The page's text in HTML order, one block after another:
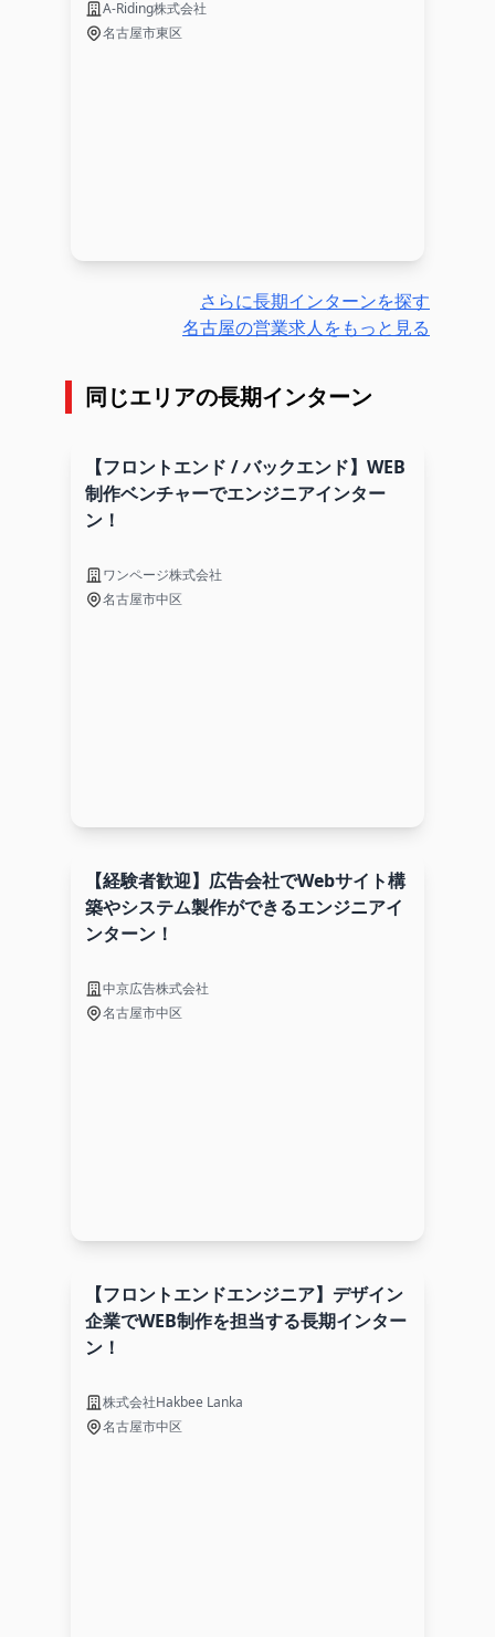
A-Riding株式会社
名古屋市東区
さらに長期インターンを探す
名古屋の営業求人をもっと見る
同じエリアの長期インターン
【フロントエンド / バックエンド】WEB
制作ベンチャーでエンジニアインター
ン！
ワンページ株式会社
名古屋市中区
【経験者歓迎】広告会社でWebサイト構
築やシステム製作ができるエンジニアイ
ンターン！
中京広告株式会社
名古屋市中区
【フロントエンドエンジニア】デザイン
企業でWEB制作を担当する長期インター
ン！
株式会社Hakbee Lanka
名古屋市中区